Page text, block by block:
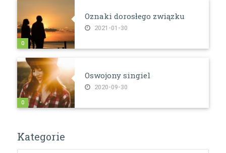
Oznaki dorosłego związku
2021-01-30
0
Oswojony singiel
2020-09-30
0
Kategorie